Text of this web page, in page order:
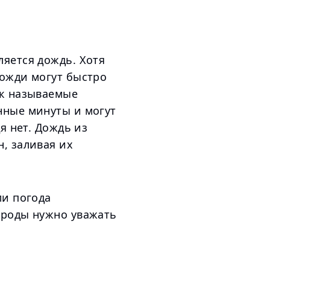
дождь. Хотя
могут быстро
называемые
минуты и могут
нет. Дождь из
заливая их
погода
нужно уважать